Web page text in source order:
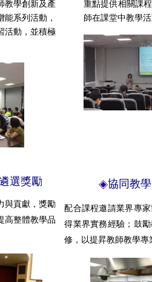
教學創新及產
系列活動，
活動，並積極
重點提供相關課
師在課堂中教學活
選獎勵
與貢獻，獎勵
高整體教學品
協同教
配合課程邀請業界專
得業界實務經驗；鼓
修，以提昇教師教學專